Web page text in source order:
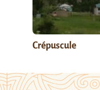
Crépuscule